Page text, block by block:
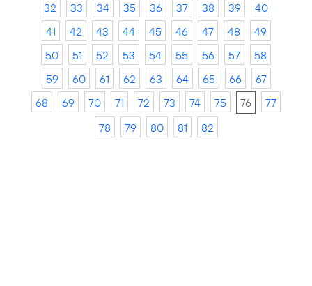
32
33 34 35 36 37 38 39
40
41
42 43 44 45 46 47 48
49
50
51 52 53 54 55 56 57
58
59
60 61 62 63 64 65 66
67
68
69 70 71 72 73 74 75 76
77
78
79 80 81 82